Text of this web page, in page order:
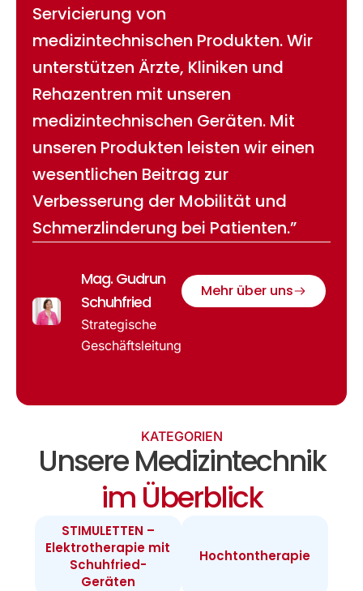
Servicierung von
medizintechnischen Produkten. Wir
unterstützen Ärzte, Kliniken und
Rehazentren mit unseren
medizintechnischen Geräten. Mit
unseren Produkten leisten wir einen
wesentlichen Beitrag zur
Verbesserung der Mobilität und
Schmerzlinderung bei Patienten.”
Mag. Gudrun
Schuhfried
Strategische
Geschäftsleitung
Mehr über uns
KATEGORIEN
Unsere Medizintechnik
im Überblick
STIMULETTEN –
Elektrotherapie mit
Schuhfried-
Geräten
Hochtontherapie